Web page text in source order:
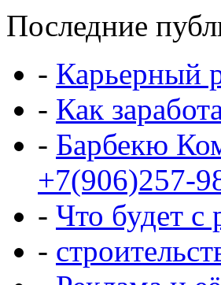
Последние
- Карьерный
- Как
- Барбекю
+7(906)257-
- Что будет с
-